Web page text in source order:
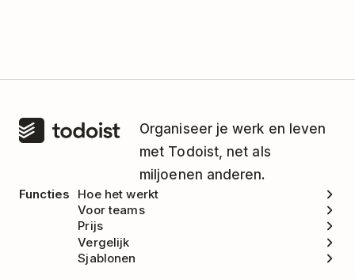
Organiseer je werk en leven
met Todoist, net als
miljoenen anderen.
Functies
Hoe het werkt
Voor teams
Prijs
Vergelijk
Sjablonen